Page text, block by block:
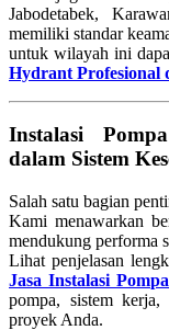
Jabodetabek,
memiliki standar
untuk wilayah ini
Hydrant Profesional
Instalasi
dalam Sistem
Salah satu bagian
Kami menawarkan
mendukung performa
Lihat penjelasan
Jasa Instalasi
pompa, sistem kerja,
proyek Anda.